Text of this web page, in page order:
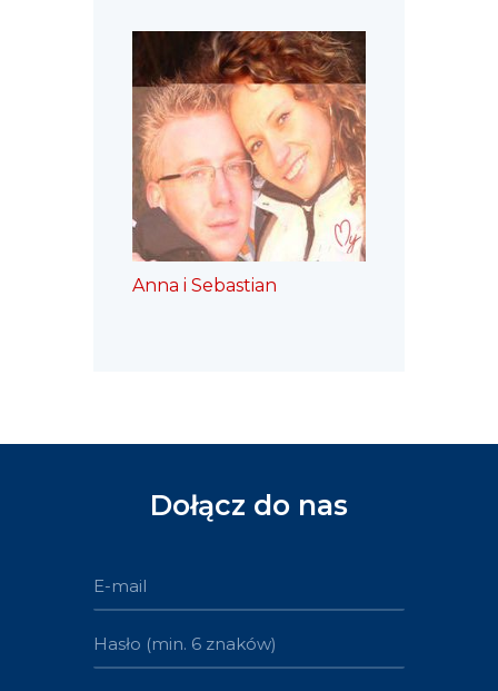
Anna i Sebastian
Dołącz do nas